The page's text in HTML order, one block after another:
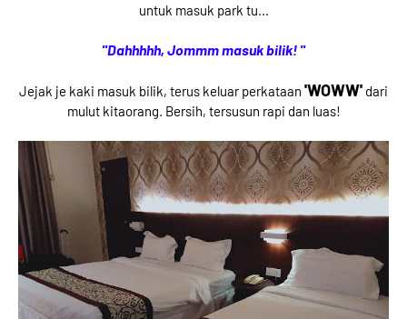
untuk masuk park tu...
''Dahhhhh, Jommm masuk bilik! ''
Jejak je kaki masuk bilik, terus keluar perkataan 'WOWW' dari
mulut kitaorang. Bersih, tersusun rapi dan luas!